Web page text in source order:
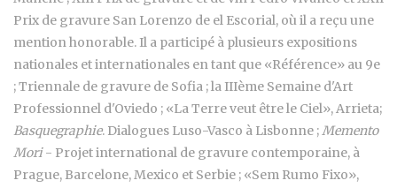
Prix de gravure San Lorenzo de el Escorial, où il a reçu une
mention honorable. Il a participé à plusieurs expositions
nationales et internationales en tant que «Référence» au 9e
; Triennale de gravure de Sofia ; la IIIème Semaine d'Art
Professionnel d'Oviedo ; «La Terre veut être le Ciel», Arrieta;
Basquegraphie. Dialogues Luso-Vasco à Lisbonne ;Memento
Mori- Projet international de gravure contemporaine, à
Prague, Barcelone, Mexico et Serbie ; «Sem Rumo Fixo»,